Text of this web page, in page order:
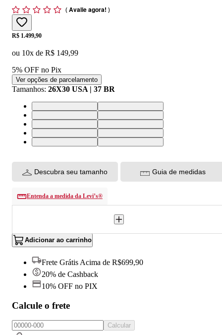
(Avalie agora! )
Price:
R$ 1.499,90
ou 10x de R$ 149,99
5% OFF no Pix
Ver opções de parcelamento
Tamanhos: 26X30 USA | 37 BR
25X30 USA | 36 BR26X30 USA | 37 BR
27X30 USA | 38 BR28X30 USA | 39 BR
29X30 USA | 40 BR30X30 USA | 41 BR
31X30 USA | 42 BR32X30 USA | 43 BR
33X30 USA | 44 BR34X30 USA | 46 BR
Descubra seu tamanho Guia de medidas
Entenda a medida da Levi’s®
Adicionar ao carrinho
Frete Grátis Acima de R$699,90
20% de Cashback
10% OFF no PIX
Calcule o frete
Calcular